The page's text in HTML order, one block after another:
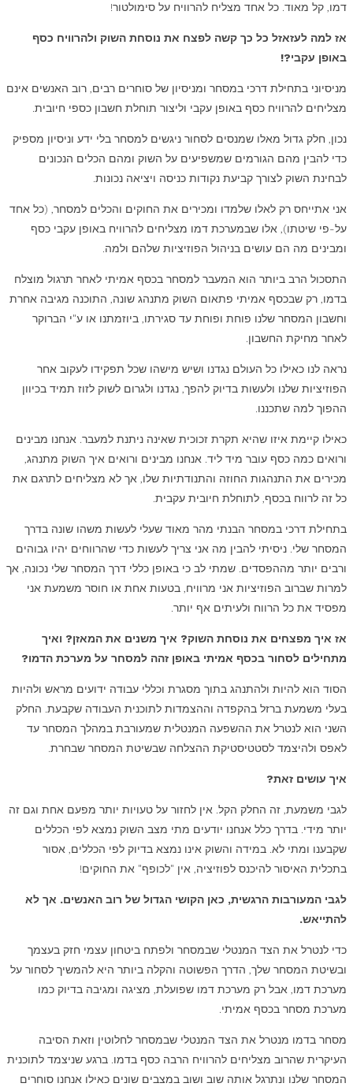
דמו, קל מאוד. כל אחד מצליח להרוויח על סימולטור!
אז למה לעזאזל כל כך קשה לפצח את נוסחת השוק ולהרוויח כסף
באופן עקבי?!
מניסיוני בתחילת דרכי במסחר ומניסיון של סוחרים רבים, רוב האנשים אינם
מצליחים להרוויח כסף באופן עקבי וליצור תוחלת חשבון כספי חיובית.
נכון, חלק גדול מאלו שמנסים לסחור ניגשים למסחר בלי ידע וניסיון מספיק
כדי להבין מהם הגורמים שמשפיעים על השוק ומהם הכלים הנכונים
לבחינת השוק לצורך קביעת נקודות כניסה ויציאה נכונות.
אני אתייחס רק לאלו שלמדו ומכירים את החוקים והכלים למסחר, (כל אחד
על-פי שיטתו), אלו שבמערכת דמו מצליחים להרוויח באופן עקבי כסף
ומבינים מה הם עושים בניהול הפוזיציות שלהם ולמה.
התסכול הרב ביותר הוא המעבר למסחר בכסף אמיתי לאחר תרגול מוצלח
בדמו, רק שבכסף אמיתי פתאום השוק מתנהג שונה, התוכנה מגיבה אחרת
וחשבון המסחר שלנו פוחת ופוחת עד סגירתו, ביוזמתנו או ע"י הברוקר
לאחר מחיקת החשבון.
נראה לנו כאילו כל העולם נגדנו ושיש מישהו שכל תפקידו לעקוב אחר
הפוזיציות שלנו ולעשות בדיוק להפך, נגדנו ולגרום לשוק לזוז תמיד בכיוון
ההפוך למה שתכננו.
כאילו קיימת איזו שהיא תקרת זכוכית שאינה ניתנת למעבר. אנחנו מבינים
ורואים כמה כסף עובר מיד ליד. אנחנו מבינים ורואים איך השוק מתנהג,
מכירים את התנהגות החוזה והתנודתיות שלו, אך לא מצליחים לתרגם את
כל זה לרווח בכסף, לתוחלת חיובית עקבית.
בתחילת דרכי במסחר הבנתי מהר מאוד שעלי לעשות משהו שונה בדרך
המסחר שלי. ניסיתי להבין מה אני צריך לעשות כדי שהרווחים יהיו גבוהים
ורבים יותר מההפסדים. שמתי לב כי באופן כללי דרך המסחר שלי נכונה, אך
למרות שברוב הפוזיציות אני מרוויח, בטעות אחת או חוסר משמעת אני
מפסיד את כל הרווח ולעיתים אף יותר.
אז איך מפצחים את נוסחת השוק? איך משנים את המאזן? ואיך
מתחילים לסחור בכסף אמיתי באופן זהה למסחר על מערכת הדמו?
הסוד הוא להיות ולהתנהג בתוך מסגרת וכללי עבודה ידועים מראש ולהיות
בעלי משמעת ברזל בהקפדה וההצמדות לתוכנית העבודה שקבעת. החלק
השני הוא לנטרל את ההשפעה המנטלית שמעורבת במהלך המסחר עד
לאפס ולהיצמד לסטטיסטיקת ההצלחה שבשיטת המסחר שבחרת.
איך עושים זאת?
לגבי משמעת, זה החלק הקל. אין לחזור על טעויות יותר מפעם אחת וגם זה
יותר מידי. בדרך כלל אנחנו יודעים מתי מצב השוק נמצא לפי הכללים
שקבענו ומתי לא. במידה והשוק אינו נמצא בדיוק לפי הכללים, אסור
בתכלית האיסור להיכנס לפוזיציה, אין "לכופף" את החוקים!
לגבי המעורבות הרגשית, כאן הקושי הגדול של רוב האנשים. אך לא
להתייאש.
כדי לנטרל את הצד המנטלי שבמסחר ולפתח ביטחון עצמי חזק בעצמך
ובשיטת המסחר שלך, הדרך הפשוטה והקלה ביותר היא להמשיך לסחור על
מערכת דמו, אבל רק מערכת דמו שפועלת, מציגה ומגיבה בדיוק כמו
מערכת מסחר בכסף אמיתי.
מסחר בדמו מנטרל את הצד המנטלי שבמסחר לחלוטין וזאת הסיבה
העיקרית שהרוב מצליחים להרוויח הרבה כסף בדמו. ברגע שניצמד לתוכנית
המסחר שלנו ונתרגל אותה שוב ושוב במצבים שונים כאילו אנחנו סוחרים